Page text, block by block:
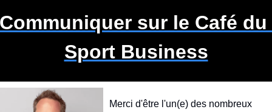
Communiquer sur le Café du
Sport Business
Merci d'être l'un(e) des nombreux